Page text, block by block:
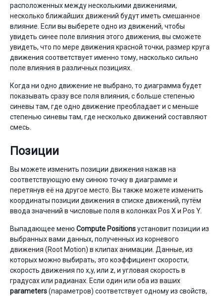
расположенных между несколькими движениями,
несколько ближайших движений будут иметь смешанное
влияние. Если вы выберете одно из движений, чтобы
увидеть синее поле влияния этого движения, вы сможете
увидеть, что по мере движения красной точки, размер круга
движения соответствует именно тому, насколько сильно
поле влияния в различных позициях.
Когда ни одно движение не выбрано, то диаграмма будет
показывать сразу все поля влияния, с больше степенью
синевы там, где одно движение преобладает и с меньше
степенью синевы там, где несколько движений составляют
смесь.
Позиции
Вы можете изменить позиции движения нажав на
соответствующую ему синюю точку в диаграмме и
перетянув её на другое место. Вы также можете изменить
координаты позиции движения в списке движений, путём
ввода значений в числовые поля в колонках Pos X и Pos Y.
Выпадающее меню Compute Positionsустановит позиции из
выбранных вами данных, полученных из корневого
движения (Root Motion) в клипах анимации. Данные, из
которых можно выбирать, это коэффициент скорости,
скорость движения по x,y, или z, и угловая скорость в
градусах или радианах. Если один или оба из ваших
parameters(параметров) соответствует одному из свойств,